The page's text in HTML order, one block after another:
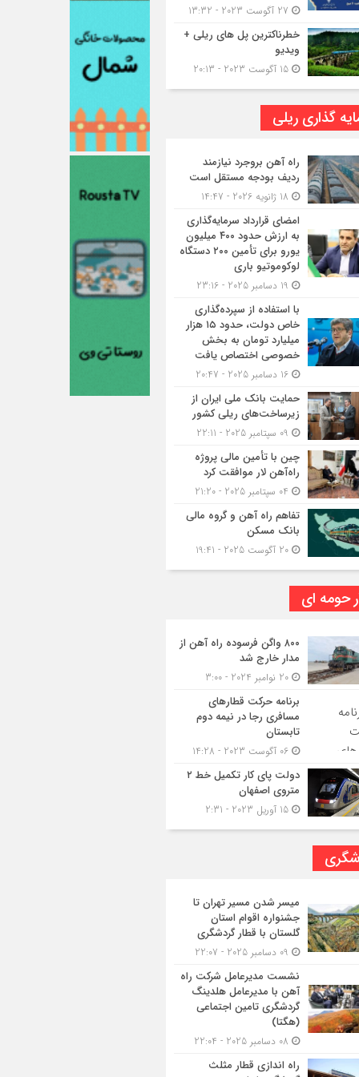
خطرناکترین پل های ریلی +
ویدیو
گذاری ریلی
راه آهن بروجرد نیازمند
ردیف بودجه مستقل است
امضای قرارداد سرمایه‌گذاری
به ارزش حدود ۴۰۰ میلیون
یورو برای تأمین ۲۰۰ دستگاه
لوکوموتیو باری
با استفاده از سپرده‌گذاری
خاص دولت، حدود ۱۵ هزار
میلیارد تومان به بخش
خصوصی اختصاص یافت
حمایت بانک ملی ایران از
زیرساخت‌های ریلی کشور
چین با تأمین مالی پروژه
راه‌آهن لار موافقت کرد
تفاهم راه آهن و گروه مالی
بانک مسکن
حومه ای
۸۰۰ واگن فرسوده راه آهن از
مدار خارج شد
برنامه حرکت قطارهای
مسافری رجا در نیمه دوم
تابستان
دولت پای کار تکمیل خط ۲
متروی اصفهان
میسر شدن مسیر تهران تا
جشنواره اقوام استان
گلستان با قطار گردشگری
نشست مدیرعامل شرکت راه
آهن با مدیرعامل هلدینگ
گردشگری تامین اجتماعی
(هگتا)
راه اندازی قطار مثلث